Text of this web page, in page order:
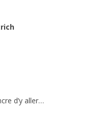
d’y aller…